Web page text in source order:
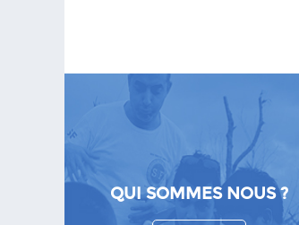
QUI SOMMES NOUS ?